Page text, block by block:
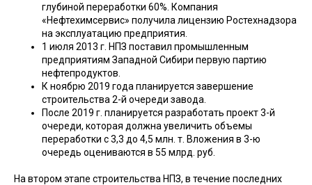
глубиной переработки 60%. Компания
«Нефтехимсервис» получила лицензию Ростехнадзора
на эксплуатацию предприятия.
1 июля 2013 г. НПЗ поставил промышленным
предприятиям Западной Сибири первую партию
нефтепродуктов.
К ноябрю 2019 года планируется завершение
строительства 2-й очереди завода.
После 2019 г. планируется разработать проект 3-й
очереди, которая должна увеличить объемы
переработки с 3,3 до 4,5 млн. т. Вложения в 3-ю
очередь оцениваются в 55 млрд. руб.
На втором этапе строительства НПЗ, в течение последних